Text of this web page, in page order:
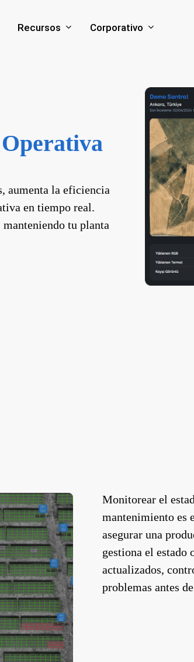
Recursos Corporativo
aumenta la eficiencia
en tiempo real.
tu planta
Monitorear el
mantenimiento es
asegurar una
gestiona el estado
actualizados,
problemas antes